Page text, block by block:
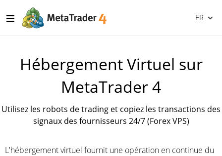
FR
Hébergement Virtuel sur
MetaTrader 4
Utilisez les robots de trading et copiez les transactions des
signaux des fournisseurs 24/7 (Forex VPS)
L'hébergement virtuel fournit une opération en continue du